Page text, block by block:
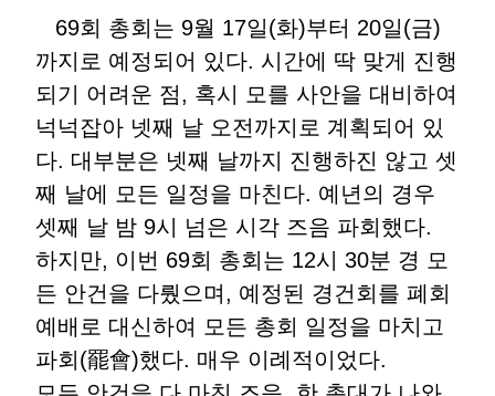
69회 총회는 9월 17일(화)부터 20일(금)
까지로 예정되어 있다. 시간에 딱 맞게 진행
되기 어려운 점, 혹시 모를 사안을 대비하여
넉넉잡아 넷째 날 오전까지로 계획되어 있
다. 대부분은 넷째 날까지 진행하진 않고 셋
째 날에 모든 일정을 마친다. 예년의 경우
셋째 날 밤 9시 넘은 시각 즈음 파회했다.
하지만, 이번 69회 총회는 12시 30분 경 모
든 안건을 다뤘으며, 예정된 경건회를 폐회
예배로 대신하여 모든 총회 일정을 마치고
파회(罷會)했다. 매우 이례적이었다.